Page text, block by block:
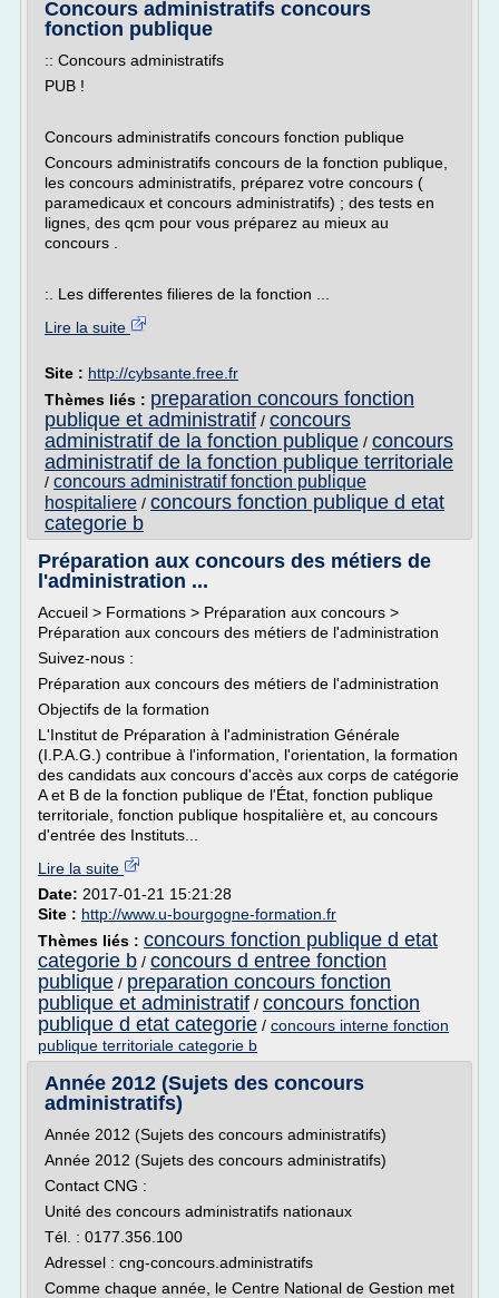
Concours administratifs concours
fonction publique
:: Concours administratifs
PUB !
Concours administratifs concours fonction publique
Concours administratifs concours de la fonction publique,
les concours administratifs, préparez votre concours (
paramedicaux et concours administratifs) ; des tests en
lignes, des qcm pour vous préparez au mieux au
concours .
:. Les differentes filieres de la fonction ...
Lire la suite
Site : http://cybsante.free.fr
Thèmes liés : preparation concours fonction
publique et administratif / concours
administratif de la fonction publique / concours
administratif de la fonction publique territoriale
/ concours administratif fonction publique
hospitaliere / concours fonction publique d etat
categorie b
Préparation aux concours des métiers de
l'administration ...
Accueil > Formations > Préparation aux concours >
Préparation aux concours des métiers de l'administration
Suivez-nous :
Préparation aux concours des métiers de l'administration
Objectifs de la formation
L'Institut de Préparation à l'administration Générale
(I.P.A.G.) contribue à l'information, l'orientation, la formation
des candidats aux concours d'accès aux corps de catégorie
A et B de la fonction publique de l'État, fonction publique
territoriale, fonction publique hospitalière et, au concours
d'entrée des Instituts...
Lire la suite
Date: 2017-01-21 15:21:28
Site : http://www.u-bourgogne-formation.fr
Thèmes liés : concours fonction publique d etat
categorie b / concours d entree fonction
publique / preparation concours fonction
publique et administratif / concours fonction
publique d etat categorie / concours interne fonction
publique territoriale categorie b
Année 2012 (Sujets des concours
administratifs)
Année 2012 (Sujets des concours administratifs)
Année 2012 (Sujets des concours administratifs)
Contact CNG :
Unité des concours administratifs nationaux
Tél. : 0177.356.100
Adressel : cng-concours.administratifs
Comme chaque année, le Centre National de Gestion met